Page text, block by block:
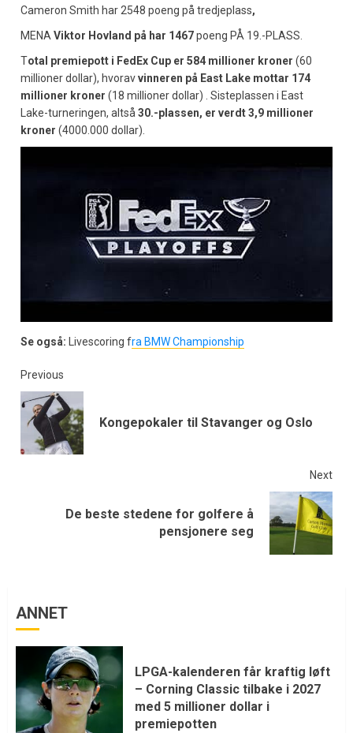
Cameron Smith har 2548 poeng på tredjeplass,
MENAViktor Hovland på har 1467poeng PÅ 19.-PLASS.
Total premiepott i FedEx Cup er 584 millioner kroner (60
millioner dollar), hvoravvinneren på East Lake mottar 174
millioner kroner (18 millioner dollar) . Sisteplassen i East
Lake-turneringen, altså30.-plassen, er verdt 3,9 millioner
kroner (4000.000 dollar).
Se også: Livescoring fra BMW Championship
Previous
Kongepokaler til Stavanger og Oslo
Next
De beste stedene for golfere å
pensjonere seg
ANNET
LPGA-kalenderen får kraftig løft
– Corning Classic tilbake i 2027
med 5 millioner dollar i
premiepotten